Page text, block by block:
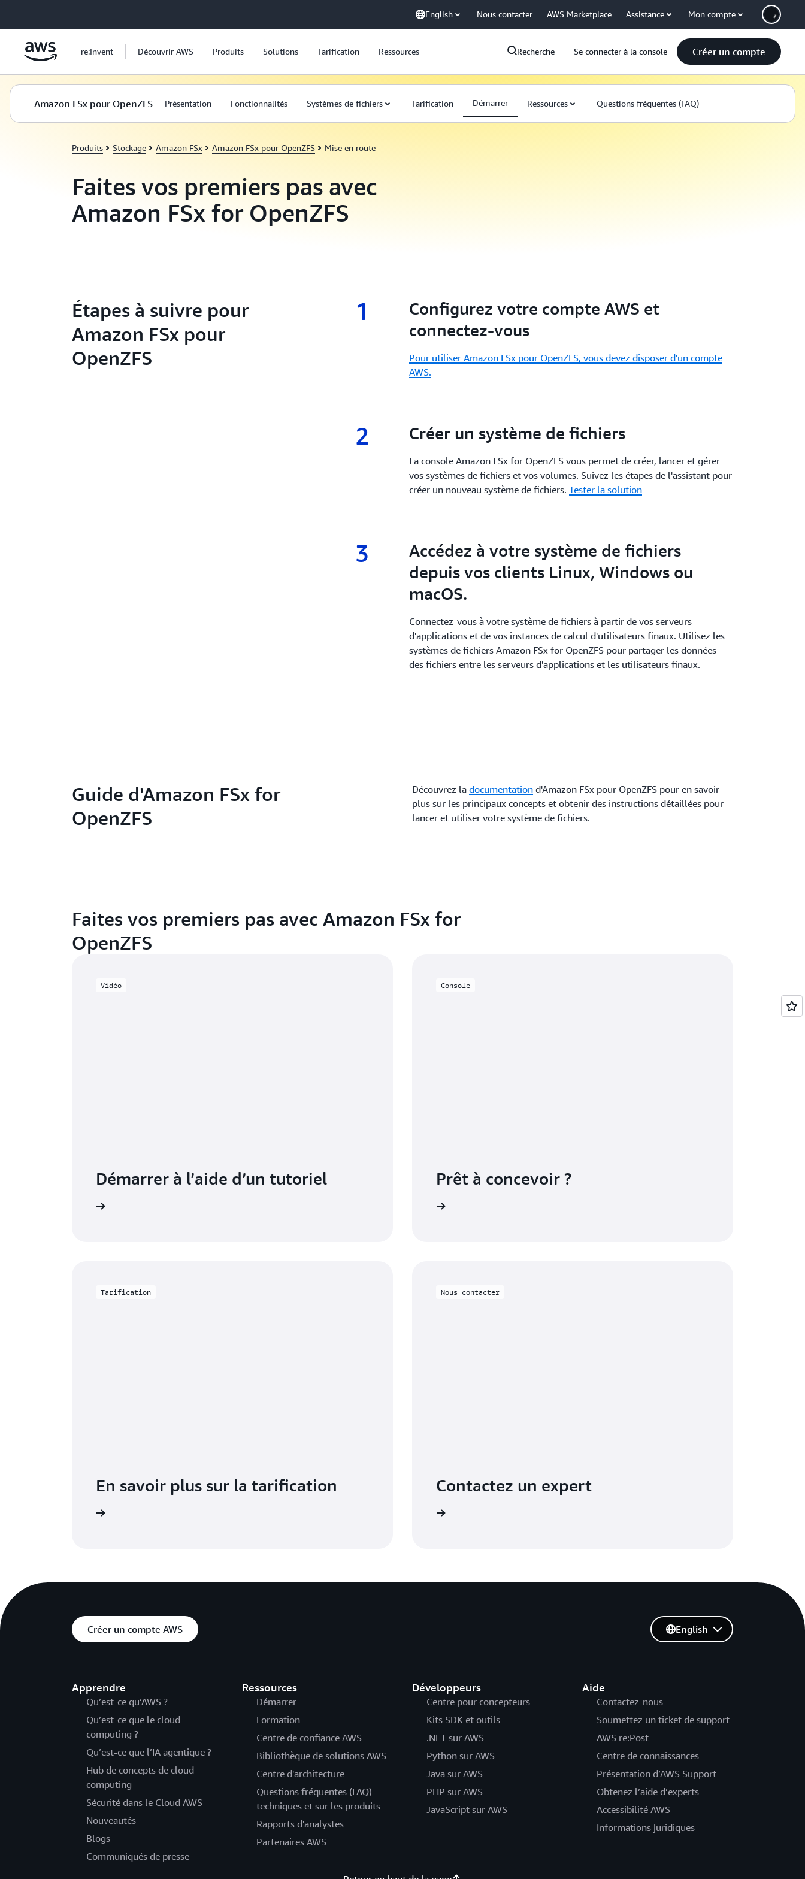
English Nous contacter AWS Marketplace Assistance Mon compte
re:Invent Découvrir AWS Produits Solutions Tarification Ressources Recherche Se connecter à la console Créer un compte
Amazon FSx pour OpenZFS Présentation Fonctionnalités Systèmes de fichiers Tarification Démarrer Ressources Questions fréquentes (FAQ)
Produits Stockage Amazon FSx Amazon FSx pour OpenZFS Mise en route
Faites vos premiers pas avec
Amazon FSx for OpenZFS
Étapes à suivre pour
Amazon FSx pour
OpenZFS
1 1.
Configurez votre compte AWS et
connectez-vous
Pour utiliser Amazon FSx pour OpenZFS, vous devez disposer d'un compte
AWS.
2 2.
Créer un système de fichiers
La console Amazon FSx for OpenZFS vous permet de créer, lancer et gérer
vos systèmes de fichiers et vos volumes. Suivez les étapes de l'assistant pour
créer un nouveau système de fichiers.Tester la solution
3 3.
Accédez à votre système de fichiers
depuis vos clients Linux, Windows ou
macOS.
Connectez-vous à votre système de fichiers à partir de vos serveurs
d'applications et de vos instances de calcul d'utilisateurs finaux. Utilisez les
systèmes de fichiers Amazon FSx for OpenZFS pour partager les données
des fichiers entre les serveurs d'applications et les utilisateurs finaux.
Guide d'Amazon FSx for
OpenZFS
Découvrez la documentation d'Amazon FSx pour OpenZFS pour en savoir
plus sur les principaux concepts et obtenir des instructions détaillées pour
lancer et utiliser votre système de fichiers.
Faites vos premiers pas avec Amazon FSx for
OpenZFS
Vidéo
Démarrer à l’aide d’un tutoriel
Console
Prêt à concevoir ?
Tarification
En savoir plus sur la tarification
Nous contacter
Contactez un expert
Du développement aux applications d’entreprise, obtenez le bon support au bon moment
Créer un compte AWS
Apprendre
Qu’est-ce qu’AWS ?
Qu’est-ce que le cloud
computing ?
Qu’est-ce que l’IA agentique ?
Hub de concepts de cloud
computing
Sécurité dans le Cloud AWS
Nouveautés
Blogs
Communiqués de presse
Ressources
Démarrer
Formation
Centre de confiance AWS
Bibliothèque de solutions AWS
Centre d'architecture
Questions fréquentes (FAQ)
techniques et sur les produits
Rapports d'analystes
Partenaires AWS
Développeurs
Centre pour concepteurs
Kits SDK et outils
.NET sur AWS
Python sur AWS
Java sur AWS
PHP sur AWS
JavaScript sur AWS
Aide
Contactez-nous
Soumettez un ticket de support
AWS re:Post
Centre de connaissances
Présentation d’AWS Support
Obtenez l’aide d’experts
Accessibilité AWS
Informations juridiques
English